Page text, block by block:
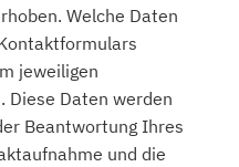
Welche Daten
jeweiligen
Daten werden
Beantwortung Ihres
und die